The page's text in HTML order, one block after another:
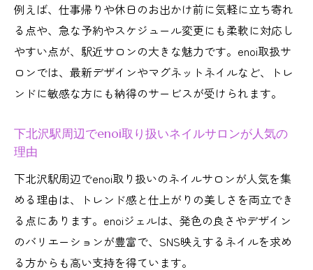
話題のenoi施術ができるネイルサロン徹底紹介
ネイルサロンで人気のenoi施術内容をチェ
ック
話題のenoiネイルサロンで施術写真を参考
ネイルサロン選びはenoi取扱がトレンドの
enoi取扱ネイルサロンの施術スキルと特徴
ネイルサロンのenoi施術で注目のポイント
とは
下北沢駅周辺でenoiが楽しめる理由を解説
例えば、仕事帰りや休日のお出かけ前に気軽に立ち寄れ
る点や、急な予約やスケジュール変更にも柔軟に対応し
やすい点が、駅近サロンの大きな魅力です。enoi取扱サ
ロンでは、最新デザインやマグネットネイルなど、トレ
ンドに敏感な方にも納得のサービスが受けられます。
下北沢駅周辺でenoi取り扱いネイルサロンが人気の
理由
下北沢駅周辺でenoi取り扱いのネイルサロンが人気を集
める理由は、トレンド感と仕上がりの美しさを両立でき
る点にあります。enoiジェルは、発色の良さやデザイン
のバリエーションが豊富で、SNS映えするネイルを求め
る方からも高い支持を得ています。